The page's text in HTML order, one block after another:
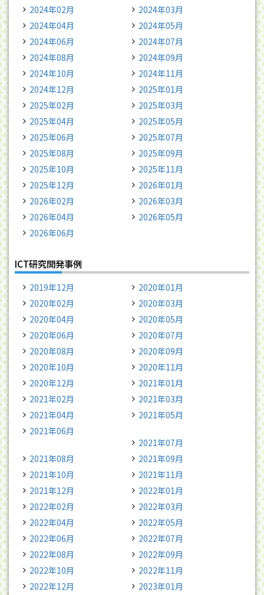
2024年02月
2024年03月
2024年04月
2024年05月
2024年06月
2024年07月
2024年08月
2024年09月
2024年10月
2024年11月
2024年12月
2025年01月
2025年02月
2025年03月
2025年04月
2025年05月
2025年06月
2025年07月
2025年08月
2025年09月
2025年10月
2025年11月
2025年12月
2026年01月
2026年02月
2026年03月
2026年04月
2026年05月
2026年06月
ICT研究開発事例
2019年12月
2020年01月
2020年02月
2020年03月
2020年04月
2020年05月
2020年06月
2020年07月
2020年08月
2020年09月
2020年10月
2020年11月
2020年12月
2021年01月
2021年02月
2021年03月
2021年04月
2021年05月
2021年06月
2021年07月
2021年08月
2021年09月
2021年10月
2021年11月
2021年12月
2022年01月
2022年02月
2022年03月
2022年04月
2022年05月
2022年06月
2022年07月
2022年08月
2022年09月
2022年10月
2022年11月
2022年12月
2023年01月